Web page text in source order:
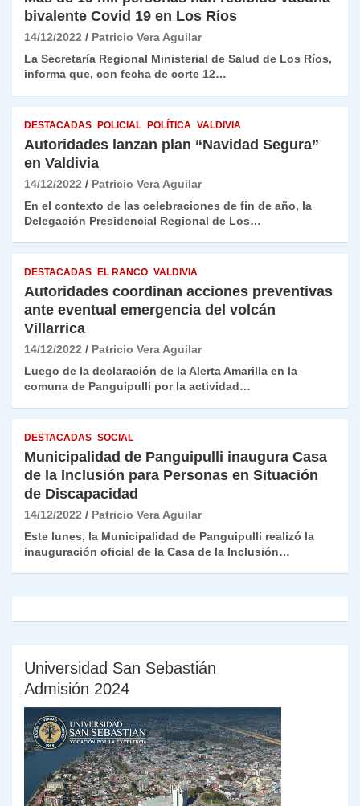
bivalente Covid 19 en Los Ríos
14/12/2022
Patricio Vera Aguilar
La Secretaría Regional Ministerial de Salud de Los Ríos,
informa que, con fecha de corte 12…
DESTACADAS POLICIAL POLÍTICA VALDIVIA
Autoridades lanzan plan “Navidad Segura”
en Valdivia
14/12/2022
Patricio Vera Aguilar
En el contexto de las celebraciones de fin de año, la
Delegación Presidencial Regional de Los…
DESTACADAS EL RANCO VALDIVIA
Autoridades coordinan acciones preventivas
ante eventual emergencia del volcán
Villarrica
14/12/2022
Patricio Vera Aguilar
Luego de la declaración de la Alerta Amarilla en la
comuna de Panguipulli por la actividad…
DESTACADAS SOCIAL
Municipalidad de Panguipulli inaugura Casa
de la Inclusión para Personas en Situación
de Discapacidad
14/12/2022
Patricio Vera Aguilar
Este lunes, la Municipalidad de Panguipulli realizó la
inauguración oficial de la Casa de la Inclusión…
Universidad San Sebastián
Admisión 2024